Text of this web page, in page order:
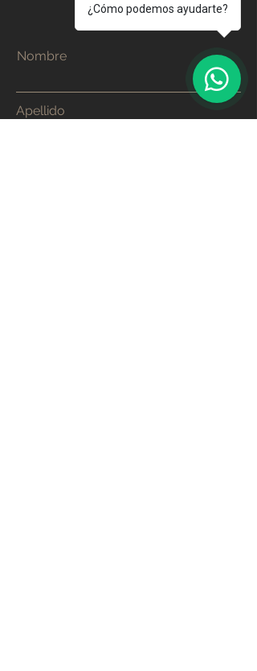
Ventas
Nombre
Apellido
¿Cómo podemos ayudarte?